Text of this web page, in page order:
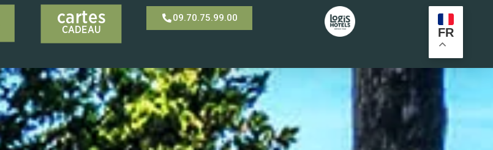
cartes
CADEAU
09.70.75.99.00
FR